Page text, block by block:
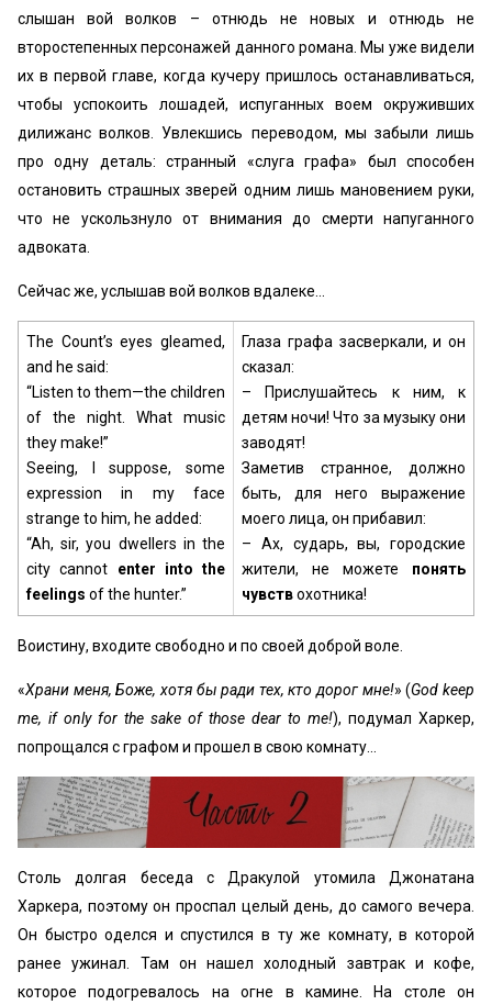
слышан вой волков – отнюдь не новых и отнюдь не
второстепенных персонажей данного романа. Мы уже видели
их в первой главе, когда кучеру пришлось останавливаться,
чтобы успокоить лошадей, испуганных воем окруживших
дилижанс волков. Увлекшись переводом, мы забыли лишь
про одну деталь: странный «слуга графа» был способен
остановить страшных зверей одним лишь мановением руки,
что не ускользнуло от внимания до смерти напуганного
адвоката.
Сейчас же, услышав вой волков вдалеке…
The Count’s eyes gleamed,
and he said:
“Listen to them—the children
of the night. What music
they make!”
Seeing, I suppose, some
expression in my face
strange to him, he added:
“Ah, sir, you dwellers in the
city cannot enter into the
feelings of the hunter.”
Глаза графа засверкали, и он
сказал:
– Прислушайтесь к ним, к
детям ночи! Что за музыку они
заводят!
Заметив странное, должно
быть, для него выражение
моего лица, он прибавил:
– Ах, сударь, вы, городские
жители, не можете понять
чувствохотника!
Воистину, входите свободно и по своей доброй воле.
«Храни меня, Боже, хотя бы ради тех, кто дорог мне!» (God keep
me, if only for the sake of those dear to me!), подумал Харкер,
попрощался с графом и прошел в свою комнату…
Столь долгая беседа с Дракулой утомила Джонатана
Харкера, поэтому он проспал целый день, до самого вечера.
Он быстро оделся и спустился в ту же комнату, в которой
ранее ужинал. Там он нашел холодный завтрак и кофе,
которое подогревалось на огне в камине. На столе он